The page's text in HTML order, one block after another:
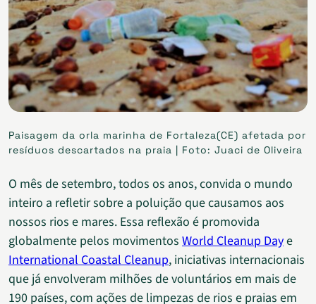
Paisagem da orla marinha de Fortaleza(CE) afetada por
resíduos descartados na praia | Foto: Juaci de Oliveira
O mês de setembro, todos os anos, convida o mundo
inteiro a refletir sobre a poluição que causamos aos
nossos rios e mares. Essa reflexão é promovida
globalmente pelos movimentos World Cleanup Daye
International Coastal Cleanup, iniciativas internacionais
que já envolveram milhões de voluntários em mais de
190 países, com ações de limpezas de rios e praias em